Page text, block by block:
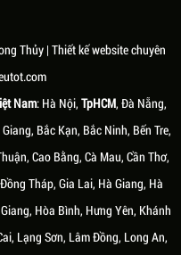
dương, ngũ hành là hai khái niệm
trong thuyết triết học cổ đại
"mạng" khác nhau, tùy theo
sinh mà tương ứng với các hành
Mộc, Thủy, Hỏa và Thổ
Thủy
Nam : Hà Nội, TpHCM, Đà Nẵng,
Bắc Kạn, Bắc Ninh, Bến Tre,
Cao Bằng, Cà Mau, Cần Thơ,
Tháp, Gia Lai, Hà Giang, Hà
Hòa Bình, Hưng Yên, Khánh